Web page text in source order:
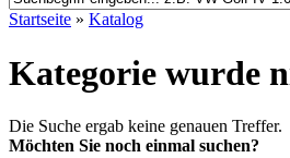
Startseite » Katalog
Kategorie wurde
Die Suche ergab keine genauen Treffer.
Möchten Sie noch einmal suchen?